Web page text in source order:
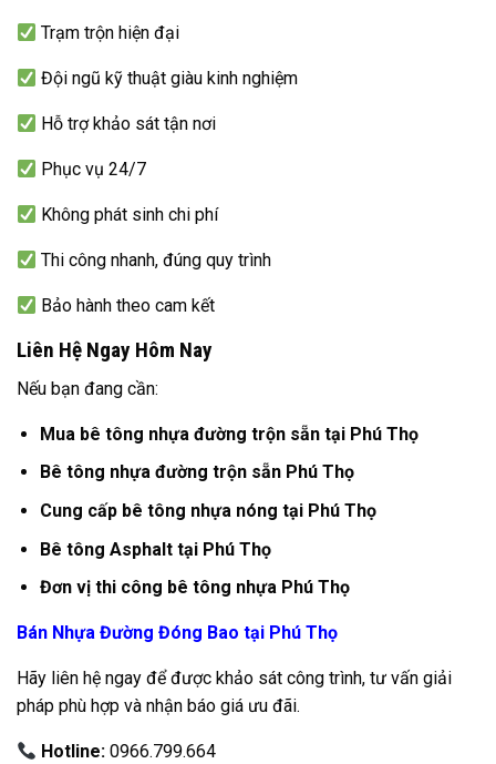
Trạm trộn hiện đại
Đội ngũ kỹ thuật giàu kinh nghiệm
Hỗ trợ khảo sát tận nơi
Phục vụ 24/7
Không phát sinh chi phí
Thi công nhanh, đúng quy trình
Bảo hành theo cam kết
Liên Hệ Ngay Hôm Nay
Nếu bạn đang cần:
Mua bê tông nhựa đường trộn sẵn tại Phú Thọ
Bê tông nhựa đường trộn sẵn Phú Thọ
Cung cấp bê tông nhựa nóng tại Phú Thọ
Bê tông Asphalt tại Phú Thọ
Đơn vị thi công bê tông nhựa Phú Thọ
Bán Nhựa Đường Đóng Bao tại Phú Thọ
Hãy liên hệ ngay để được khảo sát công trình, tư vấn giải
pháp phù hợp và nhận báo giá ưu đãi.
Hotline: 0966.799.664